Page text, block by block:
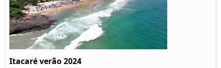
Itacaré verão 2024